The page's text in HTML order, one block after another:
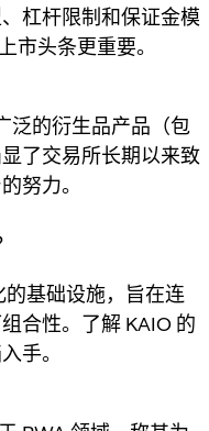
杠杆限制和保证金模
头条更重要。
泛的衍生品产品（包
了交易所长期以来致
努力。
的基础设施，旨在连
合性。了解 KAIO 的
手。